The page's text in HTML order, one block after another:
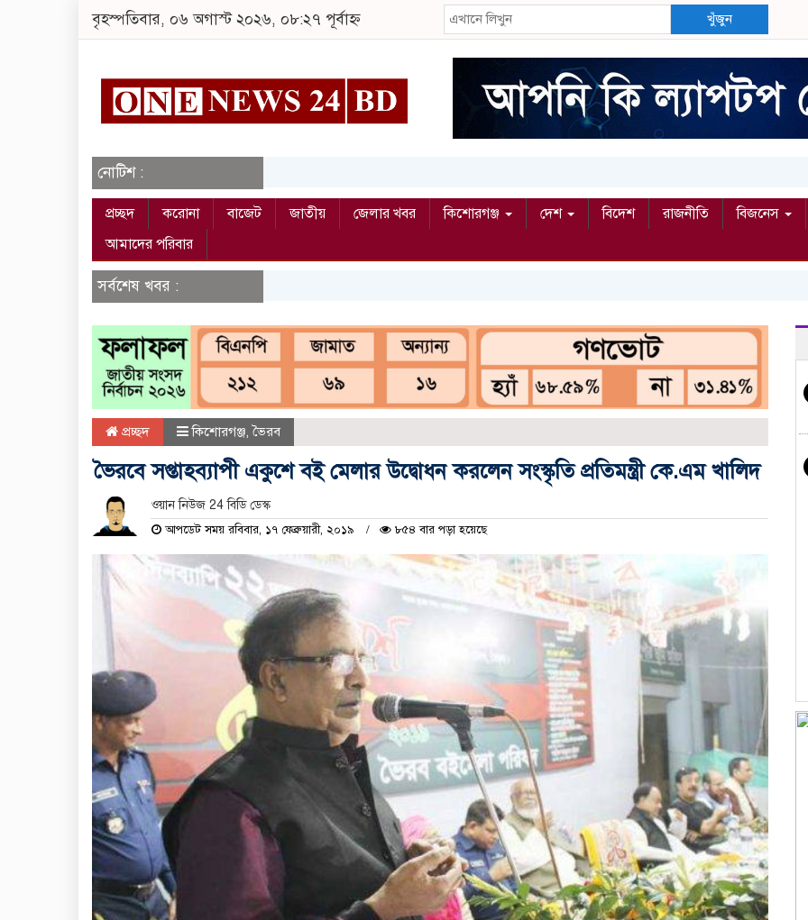
বৃহস্পতিবার, ০৬ অগাস্ট ২০২৬, ০৮:২৭ পূর্বাহ্ন খুঁজুন
নোটিশ :
প্রচ্ছদ করোনা বাজেট জাতীয় জেলার খবর কিশোরগঞ্জ দেশ বিদেশ রাজনীতি বিজনেস
আমাদের পরিবার
সর্বশেষ খবর :
প্রচ্ছদ কিশোরগঞ্জ,ভৈরব
ভৈরবে সপ্তাহব্যাপী একুশে বই মেলার উদ্বোধন করলেন সংস্কৃতি প্রতিমন্ত্রী কে.এম খালিদ
ওয়ান নিউজ 24 বিডি ডেস্ক
আপডেট সময় রবিবার, ১৭ ফেব্রুয়ারী, ২০১৯ ৮৫৪ বার পড়া হয়েছে